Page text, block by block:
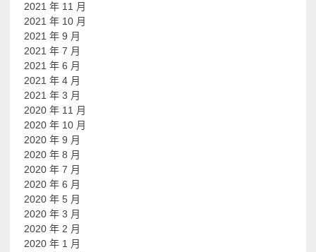
2021 年 11 月
2021 年 10 月
2021 年 9 月
2021 年 7 月
2021 年 6 月
2021 年 4 月
2021 年 3 月
2020 年 11 月
2020 年 10 月
2020 年 9 月
2020 年 8 月
2020 年 7 月
2020 年 6 月
2020 年 5 月
2020 年 3 月
2020 年 2 月
2020 年 1 月